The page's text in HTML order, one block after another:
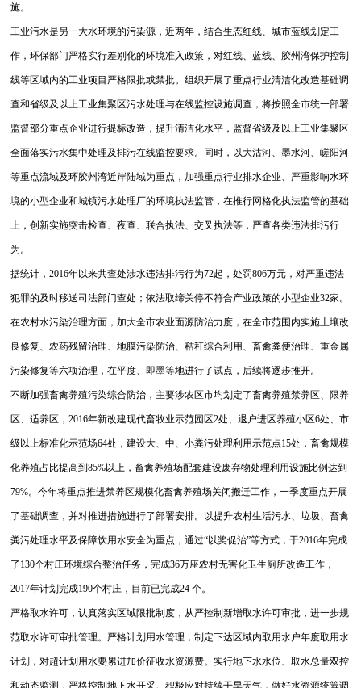
施。
工业污水是另一大水环境的污染源，近两年，结合生态红线、城市蓝线划定工
作，环保部门严格实行差别化的环境准入政策，对红线、蓝线、胶州湾保护控制
线等区域内的工业项目严格限批或禁批。组织开展了重点行业清洁化改造基础调
查和省级及以上工业集聚区污水处理与在线监控设施调查，将按照全市统一部署
监督部分重点企业进行提标改造，提升清洁化水平，监督省级及以上工业集聚区
全面落实污水集中处理及排污在线监控要求。 同时，以大沽河、墨水河、嵯阳河
等重点流域及环胶州湾近岸陆域为重点，加强重点行业排水企业、严重影响水环
境的小型企业和城镇污水处理厂的环境执法监管，在推行网格化执法监管的基础
上，创新实施突击检查、夜查、联合执法、交叉执法等，严查各类违法排污行
为。
据统计，2016年以来共查处涉水违法排污行为72起，处罚806万元，对严重违法
犯罪的及时移送司法部门查处；依法取缔关停不符合产业政策的小型企业32家。
在农村水污染治理方面，加大全市农业面源防治力度，在全市范围内实施土壤改
良修复、农药残留治理、地膜污染防治、秸秆综合利用、畜禽粪便治理、重金属
污染修复等六项治理，在平度、即墨等地进行了试点，后续将逐步推开。
不断加强畜禽养殖污染综合防治，主要涉农区市均划定了畜禽养殖禁养区、限养
区、适养区，2016年新改建现代畜牧业示范园区2处、退户进区养殖小区6处、市
级以上标准化示范场64处，建设大、中、小粪污处理利用示范点15处，畜禽规模
化养殖占比提高到85%以上，畜禽养殖场配套建设废弃物处理利用设施比例达到
79%。今年将重点推进禁养区规模化畜禽养殖场关闭搬迁工作，一季度重点开展
了基础调查，并对推进措施进行了部署安排。 以提升农村生活污水、垃圾、畜禽
粪污处理水平及保障饮用水安全为重点，通过“以奖促治”等方式，于2016年完成
了130个村庄环境综合整治任务，完成36万座农村无害化卫生厕所改造工作，
2017年计划完成190个村庄，目前已完成24 个。
严格取水许可，认真落实区域限批制度，从严控制新增取水许可审批，进一步规
范取水许可审批管理。严格计划用水管理，制定下达区域内取用水户年度取用水
计划，对超计划用水要累进加价征收水资源费。实行地下水水位、取水总量双控
和动态监测，严格控制地下水开采。积极应对持续干旱天气，做好水资源统筹调